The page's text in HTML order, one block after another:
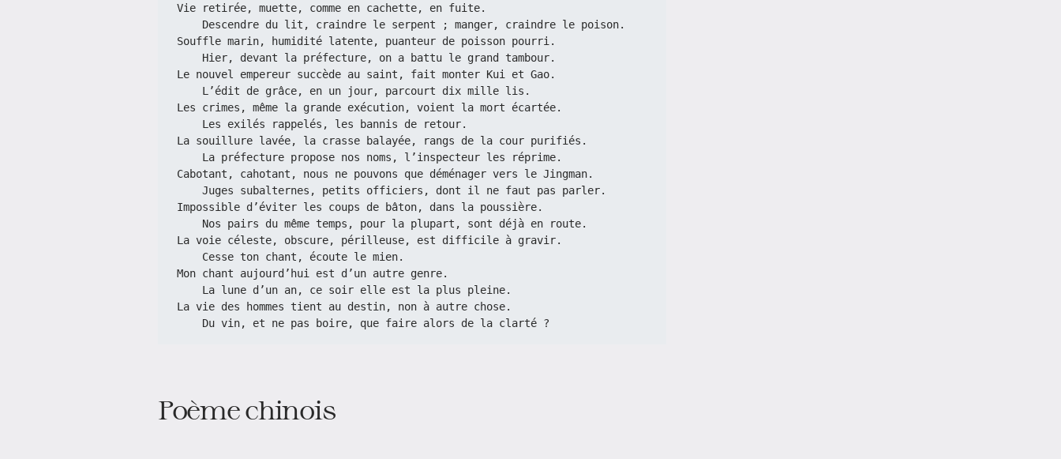
Vie retirée, muette, comme en cachette, en fuite.
    Descendre du lit, craindre le serpent ; manger, craindre le poison.
Souffle marin, humidité latente, puanteur de poisson pourri.
    Hier, devant la préfecture, on a battu le grand tambour.
Le nouvel empereur succède au saint, fait monter Kui et Gao.
    L’édit de grâce, en un jour, parcourt dix mille lis.
Les crimes, même la grande exécution, voient la mort écartée.
    Les exilés rappelés, les bannis de retour.
La souillure lavée, la crasse balayée, rangs de la cour purifiés.
    La préfecture propose nos noms, l’inspecteur les réprime.
Cabotant, cahotant, nous ne pouvons que déménager vers le Jingman.
    Juges subalternes, petits officiers, dont il ne faut pas parler.
Impossible d’éviter les coups de bâton, dans la poussière.
    Nos pairs du même temps, pour la plupart, sont déjà en route.
La voie céleste, obscure, périlleuse, est difficile à gravir.
    Cesse ton chant, écoute le mien.
Mon chant aujourd’hui est d’un autre genre.
    La lune d’un an, ce soir elle est la plus pleine.
La vie des hommes tient au destin, non à autre chose.
    Du vin, et ne pas boire, que faire alors de la clarté ?
Poème chinois